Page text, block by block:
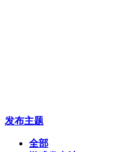
发布主题
全部